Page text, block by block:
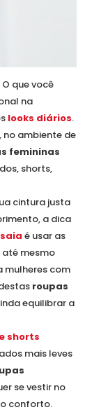
O que você
na
looks diários.
no ambiente de
femininas
shorts,
cintura justa
a dica
é usar as
até mesmo
mulheres com
roupas
equilibrar a
shorts
mais leves
se vestir no
conforto.